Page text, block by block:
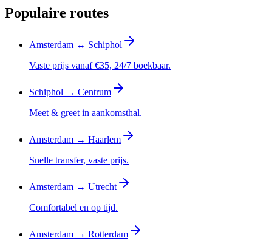
Populaire routes
Amsterdam ↔ Schiphol
Vaste prijs vanaf €35, 24/7 boekbaar.
Schiphol → Centrum
Meet & greet in aankomsthal.
Amsterdam → Haarlem
Snelle transfer, vaste prijs.
Amsterdam → Utrecht
Comfortabel en op tijd.
Amsterdam → Rotterdam